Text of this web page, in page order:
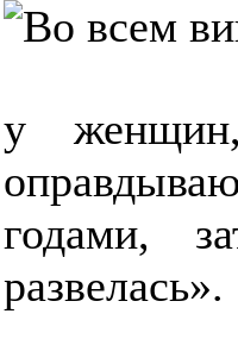
у
годами,
развелась».